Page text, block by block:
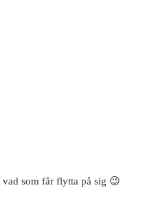
som får flytta på sig 😉